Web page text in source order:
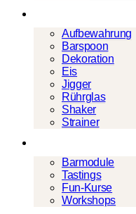
Aufbewahrung
Barspoon
Dekoration
Eis
Jigger
Rührglas
Shaker
Strainer
Barmodule
Tastings
Fun-Kurse
Workshops